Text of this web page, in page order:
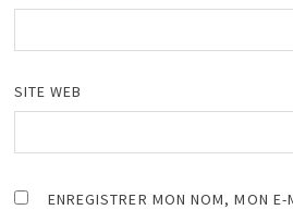
SITE WEB
ENREGISTRER MON NOM, MON